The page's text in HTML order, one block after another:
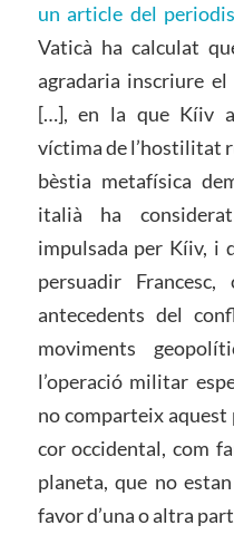
un article del
Vaticà ha calculat
agradaria inscriure
[…], en la que Kíiv
víctima de l’hostilitat
bèstia metafísica
italià ha
impulsada per Kíiv, i
persuadir
antecedents del
moviments
l’operació militar
no comparteix aquest
cor occidental, com
planeta, que no
favor d’una o altra